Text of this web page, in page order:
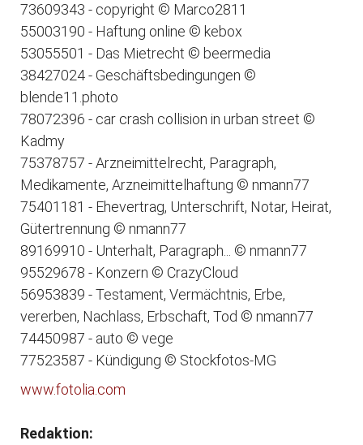
73609343 - copyright © Marco2811
55003190 - Haftung online © kebox
53055501 - Das Mietrecht © beermedia
38427024 - Geschäftsbedingungen ©
blende11.photo
78072396 - car crash collision in urban street ©
Kadmy
75378757 - Arzneimittelrecht, Paragraph,
Medikamente, Arzneimittelhaftung © nmann77
75401181 - Ehevertrag, Unterschrift, Notar, Heirat,
Gütertrennung © nmann77
89169910 - Unterhalt, Paragraph... © nmann77
95529678 - Konzern © CrazyCloud
56953839 - Testament, Vermächtnis, Erbe,
vererben, Nachlass, Erbschaft, Tod © nmann77
74450987 - auto © vege
77523587 - Kündigung © Stockfotos-MG
www.fotolia.com
Redaktion: